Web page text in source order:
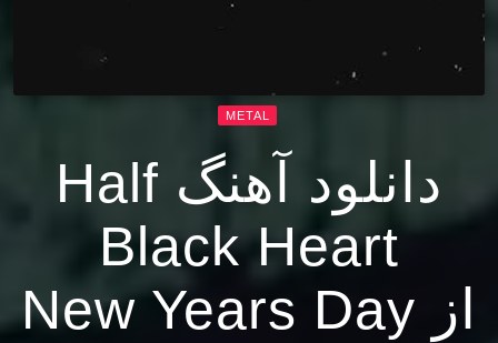
METAL
دانلود آهنگ Half
Black Heart
از New Years Day